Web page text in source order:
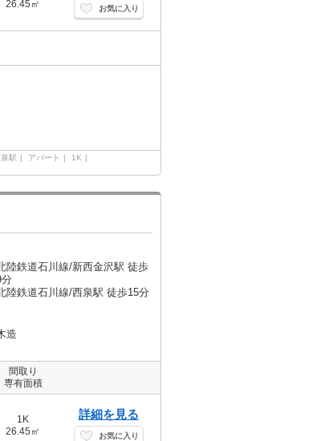
26.45㎡
お気に入り
駅 アパート
1K
陸鉄道石川線/新西金沢駅 徒歩
陸鉄道石川線/西泉駅 徒歩15分
造
間取り
専有面積
1K
26.45㎡
詳細を見る
お気に入り